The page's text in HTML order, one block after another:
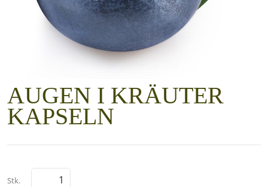
AUGEN I KRÄUTER
KAPSELN
Stk.